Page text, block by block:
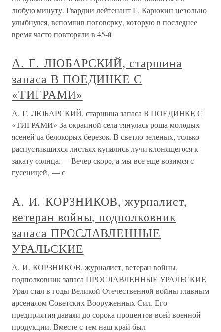
любую минуту. Гвардии лейтенант Г. Карюкин невольно
улыбнулся, вспомнив поговорку, которую в последнее
время часто повторяли в 45-й
А. Г. ЛЮБАРСКИЙ, старшина
запаса В ПОЕДИНКЕ С
«ТИГРАМИ»
А. Г. ЛЮБАРСКИЙ, старшина запаса В ПОЕДИНКЕ С
«ТИГРАМИ» За окраиной села тянулась роща молодых
ясеней да белокорых березок. В светло-зеленых, только
распустившихся листьях купались лучи клонящегося к
закату солнца.— Вечер скоро, а мы все еще возимся с
гусеницей, — с
А. И. КОРЗНИКОВ, журналист,
ветеран войны, подполковник
запаса ПРОСЛАВЛЕННЫЕ
УРАЛЬСКИЕ
А. И. КОРЗНИКОВ, журналист, ветеран войны,
подполковник запаса ПРОСЛАВЛЕННЫЕ УРАЛЬСКИЕ
Урал стал в годы Великой Отечественной войны главным
арсеналом Советских Вооруженных Сил. Его
предприятия давали до сорока процентов всей военной
продукции. Вместе с тем наш край был